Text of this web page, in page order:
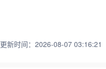
更新时间：2026-08-07 03:16:21